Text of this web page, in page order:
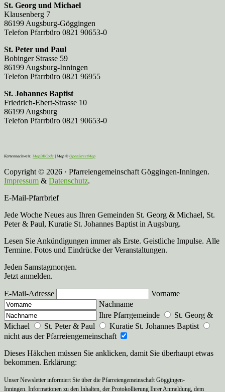
St. Georg und Michael
Klausenberg 7
86199 Augsburg-Göggingen
Telefon Pfarrbüro 0821 90653-0
St. Peter und Paul
Bobinger Strasse 59
86199 Augsburg-Inningen
Telefon Pfarrbüro 0821 96955
St. Johannes Baptist
Friedrich-Ebert-Strasse 10
86199 Augsburg
Telefon Pfarrbüro 0821 90653-0
Kartennachweis: MapBBCode | Map © OpenStreetMap
Copyright © 2026 · Pfarreiengemeinschaft Göggingen-Inningen.
Impressum & Datenschutz.
E-Mail-Pfarrbrief
Jede Woche Neues aus Ihren Gemeinden St. Georg & Michael, St.
Peter & Paul, Kuratie St. Johannes Baptist in Augsburg.
Lesen Sie Ankündigungen immer als Erste. Geistliche Impulse. Alle
Termine. Fotos und Eindrücke der Veranstaltungen.
Jeden Samstagmorgen.
Jetzt anmelden.
E-Mail-Adresse
Vorname
Nachname
Ihre Pfarrgemeinde
St. Georg &
Michael
St. Peter & Paul
Kuratie St. Johannes Baptist
nicht aus der Pfarreiengemeinschaft
Dieses Häkchen müssen Sie anklicken, damit Sie überhaupt etwas
bekommen. Erklärung:
Unser Newsletter informiert Sie über die Pfarreiengemeinschaft Göggingen-
Inningen. Informationen zu den Inhalten, der Protokollierung Ihrer Anmeldung, dem